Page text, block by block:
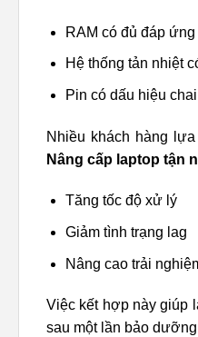
RAM có đủ đáp
Hệ thống tản nhiệt
Pin có dấu hiệu
Nhiều khách hàng
Nâng cấp laptop tận
Tăng tốc độ xử lý
Giảm tình trạng lag
Nâng cao trải
Việc kết hợp này giúp
sau một lần bảo